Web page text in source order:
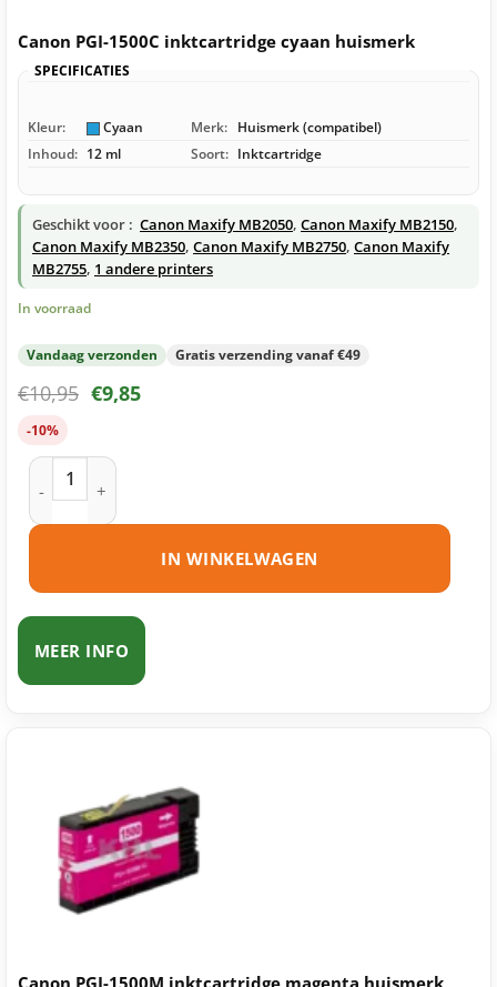
Canon PGI-1500C inktcartridge cyaan huismerk
SPECIFICATIES
Kleur: Cyaan Merk: Huismerk (compatibel)
Inhoud: 12 ml Soort: Inktcartridge
Geschikt voor : Canon Maxify MB2050, Canon Maxify MB2150,
Canon Maxify MB2350, Canon Maxify MB2750, Canon Maxify
MB2755, 1 andere printers
In voorraad
Vandaag verzonden Gratis verzending vanaf €49
€10,95 €9,85
-10%
Canon PGI-1500C inktcartridge cyaan huismerk aantal
IN WINKELWAGEN
MEER INFO